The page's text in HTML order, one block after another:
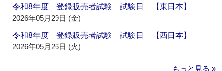
令和8年度 登録販売者試験 試験日 【東日本】
2026年05月29日 (金)
令和8年度 登録販売者試験 試験日 【西日本】
2026年05月26日 (火)
もっと見る »